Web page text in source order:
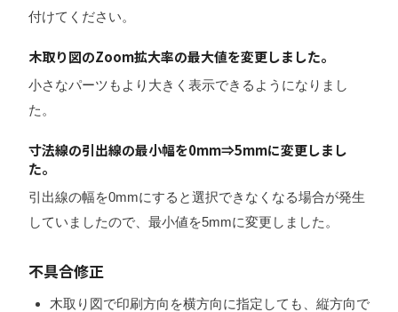
付けてください。
木取り図のZoom拡大率の最大値を変更しました。
小さなパーツもより大きく表示できるようになりまし
た。
寸法線の引出線の最小幅を0mm⇒5mmに変更しまし
た。
引出線の幅を0mmにすると選択できなくなる場合が発生
していましたので、最小値を5mmに変更しました。
不具合修正
木取り図で印刷方向を横方向に指定しても、縦方向で